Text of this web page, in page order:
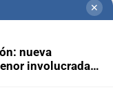
✕
nueva
involucrada